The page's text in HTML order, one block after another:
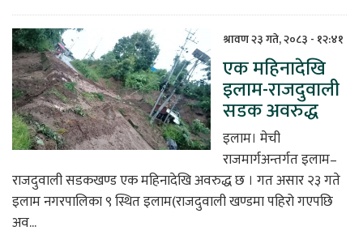
श्रावण २३ गते, २०८३ - १२:४१
एक महिनादेखि
इलाम-राजदुवाली
सडक अवरुद्ध
इलाम। मेची
राजमार्गअन्तर्गत इलाम–
राजदुवाली सडकखण्ड एक महिनादेखि अवरुद्ध छ । गत असार २३ गते
इलाम नगरपालिका ९ स्थित इलाम(राजदुवाली खण्डमा पहिरो गएपछि
अव...